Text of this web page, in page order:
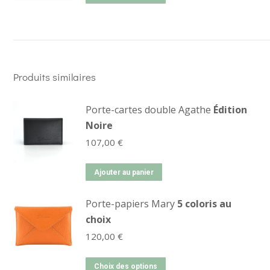
Produits similaires
Porte-cartes double Agathe Édition
Noire
107,00 €
Ajouter au panier
Porte-papiers Mary 5 coloris au
choix
120,00 €
Choix des options